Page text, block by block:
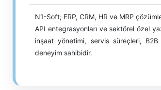
N1-Soft; ERP, CRM, HR ve MRP
API entegrasyonları ve sektörel özel
inşaat yönetimi, servis süreçleri,
deneyim sahibidir.